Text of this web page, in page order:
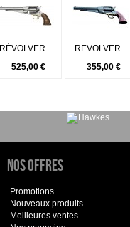
RÉVOLVER...
525,00 €
REVOLVER...
355,00 €
Nos offres
Promotions
Nouveaux produits
Meilleures ventes